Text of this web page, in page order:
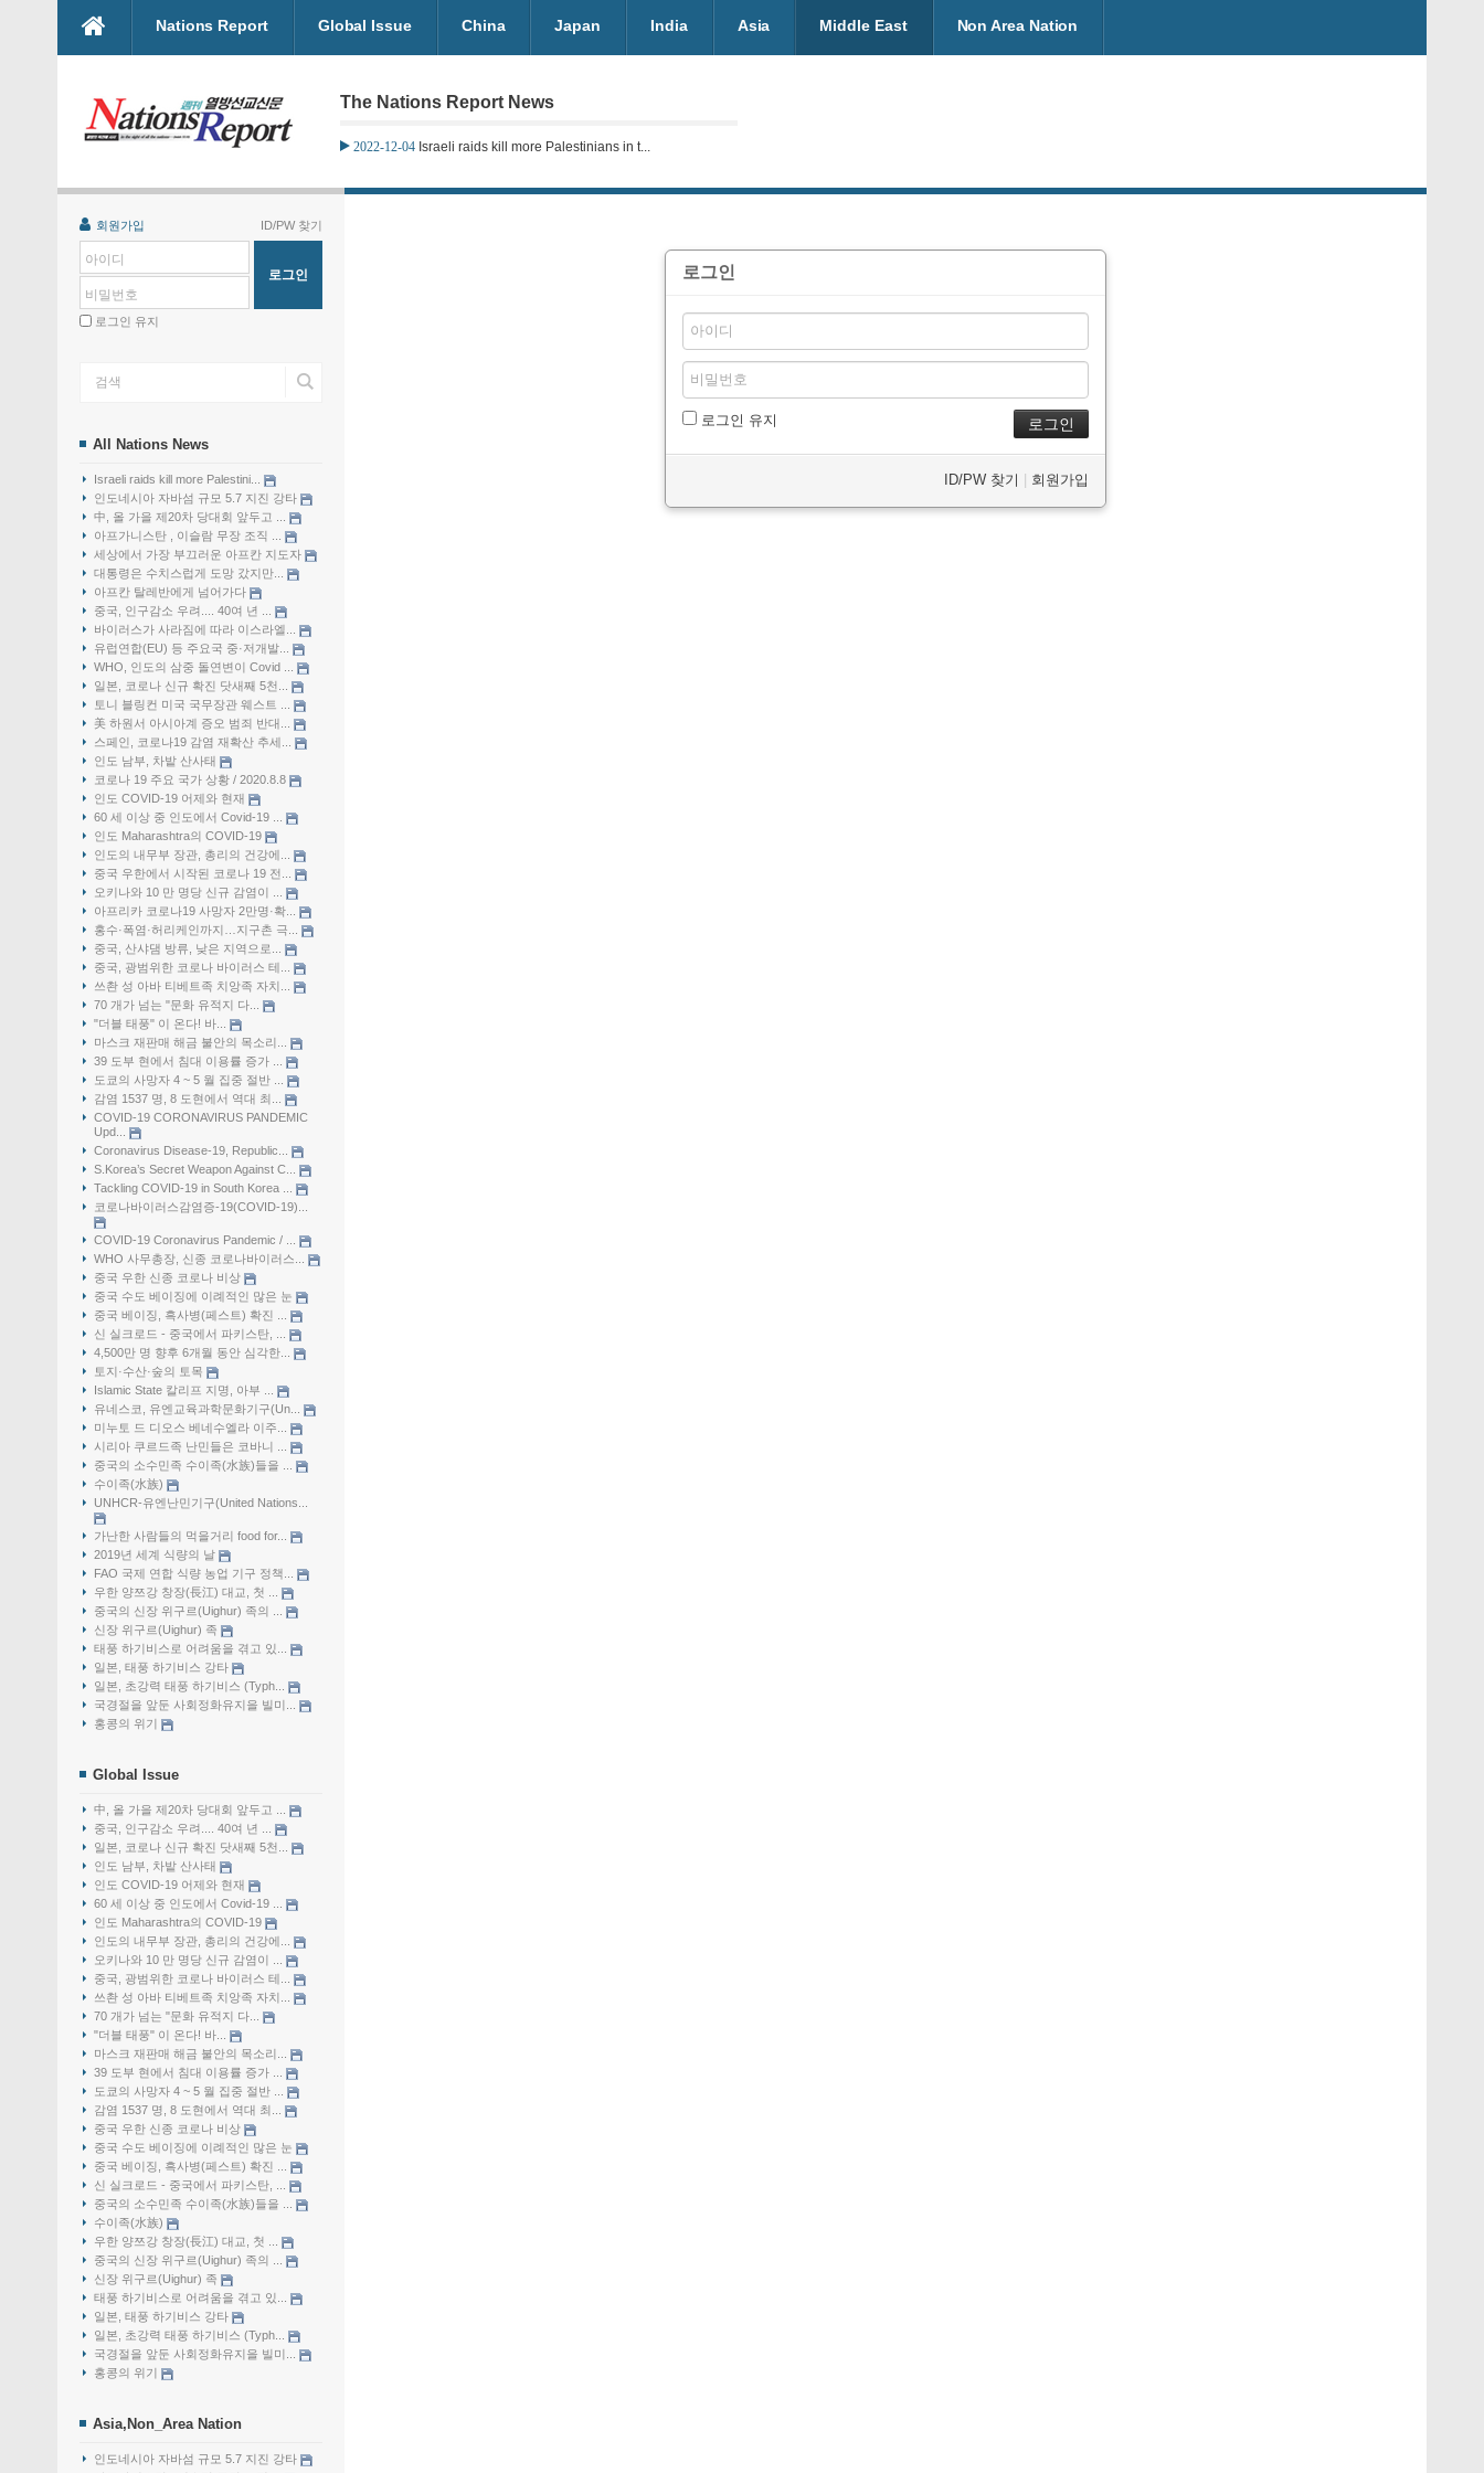
본문으로 바로가기
Nations Report Global Issue China Japan India Asia Middle East Non Area Nation
The Nations Report News
2022-12-04 Israeli raids kill more Palestinians in t...
회원가입 ID/PW 찾기
아이디
비밀번호
로그인 유지
All Nations News
Israeli raids kill more Palestini...
인도네시아 자바섬 규모 5.7 지진 강타
中, 올 가을 제20차 당대회 앞두고 ...
아프가니스탄 , 이슬람 무장 조직 ...
세상에서 가장 부끄러운 아프칸 지도자
대통령은 수치스럽게 도망 갔지만...
아프칸 탈레반에게 넘어가다
중국, 인구감소 우려.... 40여 년 ...
바이러스가 사라짐에 따라 이스라엘...
유럽연합(EU) 등 주요국 중·저개발...
WHO, 인도의 삼중 돌연변이 Covid ...
일본, 코로나 신규 확진 닷새째 5천...
토니 블링컨 미국 국무장관 웨스트 ...
美 하원서 아시아계 증오 범죄 반대...
스페인, 코로나19 감염 재확산 추세...
인도 남부, 차밭 산사태
코로나 19 주요 국가 상황 / 2020.8.8
인도 COVID-19 어제와 현재
60 세 이상 중 인도에서 Covid-19 ...
인도 Maharashtra의 COVID-19
인도의 내무부 장관, 총리의 건강에...
중국 우한에서 시작된 코로나 19 전...
오키나와 10 만 명당 신규 감염이 ...
아프리카 코로나19 사망자 2만명·확...
홍수·폭염·허리케인까지…지구촌 극...
중국, 산샤댐 방류, 낮은 지역으로...
중국, 광범위한 코로나 바이러스 테...
쓰촨 성 아바 티베트족 치앙족 자치...
70 개가 넘는 "문화 유적지 다...
"더블 태풍" 이 온다! 바...
마스크 재판매 해금 불안의 목소리...
39 도부 현에서 침대 이용률 증가 ...
도쿄의 사망자 4 ~ 5 월 집중 절반 ...
감염 1537 명, 8 도현에서 역대 최...
COVID-19 CORONAVIRUS PANDEMIC
Upd...
Coronavirus Disease-19, Republic...
S.Korea’s Secret Weapon Against C...
Tackling COVID-19 in South Korea ...
코로나바이러스감염증-19(COVID-19)...
COVID-19 Coronavirus Pandemic / ...
WHO 사무총장, 신종 코로나바이러스...
중국 우한 신종 코로나 비상
중국 수도 베이징에 이례적인 많은 눈
중국 베이징, 흑사병(페스트) 확진 ...
신 실크로드 - 중국에서 파키스탄, ...
4,500만 명 향후 6개월 동안 심각한...
토지·수산·숲의 토목
Islamic State 칼리프 지명, 아부 ...
유네스코, 유엔교육과학문화기구(Un...
미누토 드 디오스 베네수엘라 이주...
시리아 쿠르드족 난민들은 코바니 ...
중국의 소수민족 수이족(水族)들을 ...
수이족(水族)
UNHCR-유엔난민기구(United Nations...
가난한 사람들의 먹을거리 food for...
2019년 세계 식량의 날
FAO 국제 연합 식량 농업 기구 정책...
우한 양쯔강 창장(長江) 대교, 첫 ...
중국의 신장 위구르(Uighur) 족의 ...
신장 위구르(Uighur) 족
태풍 하기비스로 어려움을 겪고 있...
일본, 태풍 하기비스 강타
일본, 초강력 태풍 하기비스 (Typh...
국경절을 앞둔 사회정화유지을 빌미...
홍콩의 위기
Global Issue
中, 올 가을 제20차 당대회 앞두고 ...
중국, 인구감소 우려.... 40여 년 ...
일본, 코로나 신규 확진 닷새째 5천...
인도 남부, 차밭 산사태
인도 COVID-19 어제와 현재
60 세 이상 중 인도에서 Covid-19 ...
인도 Maharashtra의 COVID-19
인도의 내무부 장관, 총리의 건강에...
오키나와 10 만 명당 신규 감염이 ...
중국, 광범위한 코로나 바이러스 테...
쓰촨 성 아바 티베트족 치앙족 자치...
70 개가 넘는 "문화 유적지 다...
"더블 태풍" 이 온다! 바...
마스크 재판매 해금 불안의 목소리...
39 도부 현에서 침대 이용률 증가 ...
도쿄의 사망자 4 ~ 5 월 집중 절반 ...
감염 1537 명, 8 도현에서 역대 최...
중국 우한 신종 코로나 비상
중국 수도 베이징에 이례적인 많은 눈
중국 베이징, 흑사병(페스트) 확진 ...
신 실크로드 - 중국에서 파키스탄, ...
중국의 소수민족 수이족(水族)들을 ...
수이족(水族)
우한 양쯔강 창장(長江) 대교, 첫 ...
중국의 신장 위구르(Uighur) 족의 ...
신장 위구르(Uighur) 족
태풍 하기비스로 어려움을 겪고 있...
일본, 태풍 하기비스 강타
일본, 초강력 태풍 하기비스 (Typh...
국경절을 앞둔 사회정화유지을 빌미...
홍콩의 위기
Asia,Non_Area Nation
인도네시아 자바섬 규모 5.7 지진 강타
로그인
로그인 유지
ID/PW 찾기 회원가입